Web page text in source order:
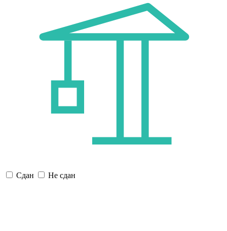
Сдан Не сдан